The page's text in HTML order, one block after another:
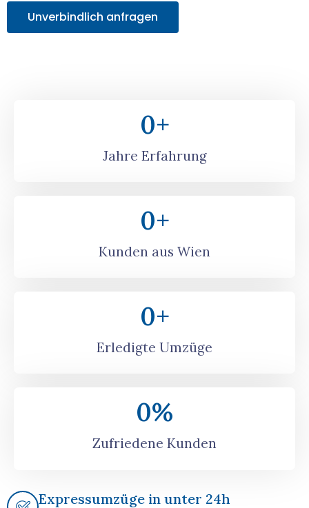
Unverbindlich anfragen
Jahre Erfahrung
0+
Kunden aus Wien
0+
Erledigte Umzüge
0+
Zufriedene Kunden
0%
Expressumzüge in unter 24h